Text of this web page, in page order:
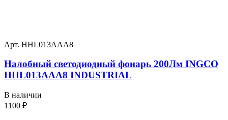
Арт. HHL013AAA8
Налобный светодиодный фонарь 200Лм INGCO
HHL013AAA8 INDUSTRIAL
В наличии
1100 ₽